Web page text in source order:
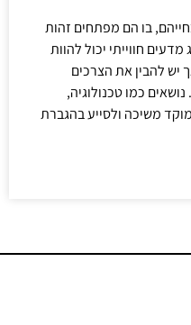
בו הם מפתחים זהות
חווייתי יכול להוות
יש להבין את הצרכים
כמו טכנולוגיה,
משיכה ולסייע בהגברת